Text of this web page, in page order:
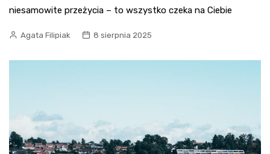
niesamowite przeżycia – to wszystko czeka na Ciebie
Agata Filipiak 8 sierpnia 2025